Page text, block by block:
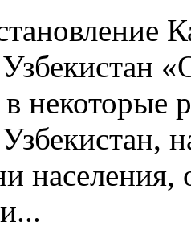
некоторые
населения,